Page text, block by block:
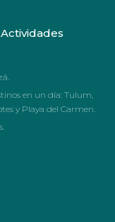
en un día: Tulum,
y Playa del Carmen.